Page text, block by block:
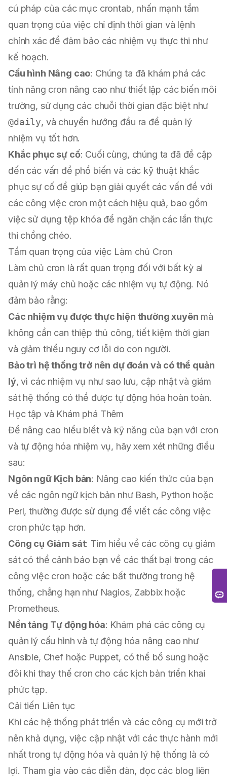
cú pháp của các mục crontab, nhấn mạnh tầm
quan trọng của việc chỉ định thời gian và lệnh
chính xác để đảm bảo các nhiệm vụ thực thi như
kế hoạch.
Cấu hình Nâng cao: Chúng ta đã khám phá các
tính năng cron nâng cao như thiết lập các biến môi
trường, sử dụng các chuỗi thời gian đặc biệt như
@daily, và chuyển hướng đầu ra để quản lý
nhiệm vụ tốt hơn.
Khắc phục sự cố: Cuối cùng, chúng ta đã đề cập
đến các vấn đề phổ biến và các kỹ thuật khắc
phục sự cố để giúp bạn giải quyết các vấn đề với
các công việc cron một cách hiệu quả, bao gồm
việc sử dụng tệp khóa để ngăn chặn các lần thực
thi chồng chéo.
Tầm quan trọng của việc Làm chủ Cron
Làm chủ cron là rất quan trọng đối với bất kỳ ai
quản lý máy chủ hoặc các nhiệm vụ tự động. Nó
đảm bảo rằng:
Các nhiệm vụ được thực hiện thường xuyên mà
không cần can thiệp thủ công, tiết kiệm thời gian
và giảm thiểu nguy cơ lỗi do con người.
Bảo trì hệ thống trở nên dự đoán và có thể quản
lý, vì các nhiệm vụ như sao lưu, cập nhật và giám
sát hệ thống có thể được tự động hóa hoàn toàn.
Học tập và Khám phá Thêm
Để nâng cao hiểu biết và kỹ năng của bạn với cron
và tự động hóa nhiệm vụ, hãy xem xét những điều
sau:
Ngôn ngữ Kịch bản: Nâng cao kiến thức của bạn
về các ngôn ngữ kịch bản như Bash, Python hoặc
Perl, thường được sử dụng để viết các công việc
cron phức tạp hơn.
Công cụ Giám sát: Tìm hiểu về các công cụ giám
sát có thể cảnh báo bạn về các thất bại trong các
công việc cron hoặc các bất thường trong hệ
thống, chẳng hạn như Nagios, Zabbix hoặc
Prometheus.
Nền tảng Tự động hóa: Khám phá các công cụ
quản lý cấu hình và tự động hóa nâng cao như
Ansible, Chef hoặc Puppet, có thể bổ sung hoặc
đôi khi thay thế cron cho các kịch bản triển khai
phức tạp.
Cải tiến Liên tục
Khi các hệ thống phát triển và các công cụ mới trở
nên khả dụng, việc cập nhật với các thực hành mới
nhất trong tự động hóa và quản lý hệ thống là có
lợi. Tham gia vào các diễn đàn, đọc các blog liên